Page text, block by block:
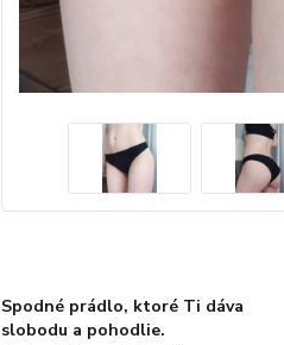
Spodné prádlo, ktoré Ti dáva
slobodu a pohodlie.